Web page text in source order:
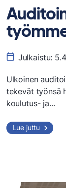
Julkaistu:
Ulkoinen
tekevät työnsä
koulutus- ja...
Lue juttu Auditointi
todisti